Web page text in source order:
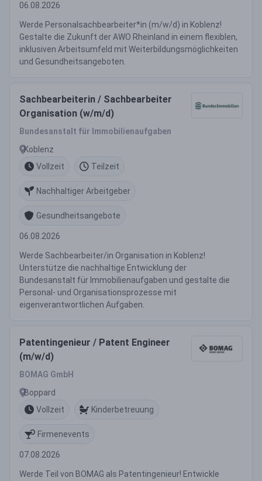
06.08.2026
Werde Personalsachbearbeiter*in (m/w/d) in Koblenz!
Gestalte die Zukunft der AWO Rheinland in einem flexiblen,
inklusiven Arbeitsumfeld mit Weiterbildungsmöglichkeiten
und Gesundheitsangeboten.
Sachbearbeiterin / Sachbearbeiter
Organisation (w/m/d)
Bundesanstalt für Immobilienaufgaben
Koblenz
Vollzeit
Teilzeit
Nachhaltiger Arbeitgeber
Gesundheitsangebote
06.08.2026
Werde Sachbearbeiter/in Organisation in Koblenz!
Unterstütze die nachhaltige Entwicklung der
Bundesanstalt für Immobilienaufgaben und gestalte die
Personal- und Organisationsprozesse mit
eigenverantwortlichen Aufgaben.
Patentingenieur / Patent Engineer
(m/w/d)
BOMAG GmbH
Boppard
Vollzeit
Kinderbetreuung
Firmenevents
07.08.2026
Werde Teil von BOMAG als Patentingenieur! Entwickle